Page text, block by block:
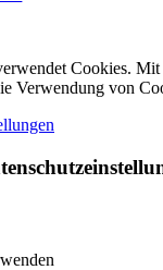
Cookies.
Verwendung von